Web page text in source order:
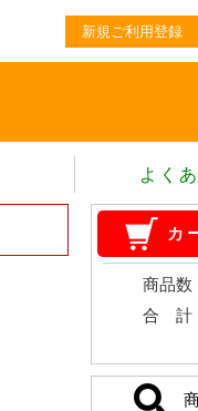
新規ご利用登録
よく
カ
商品数
合 計